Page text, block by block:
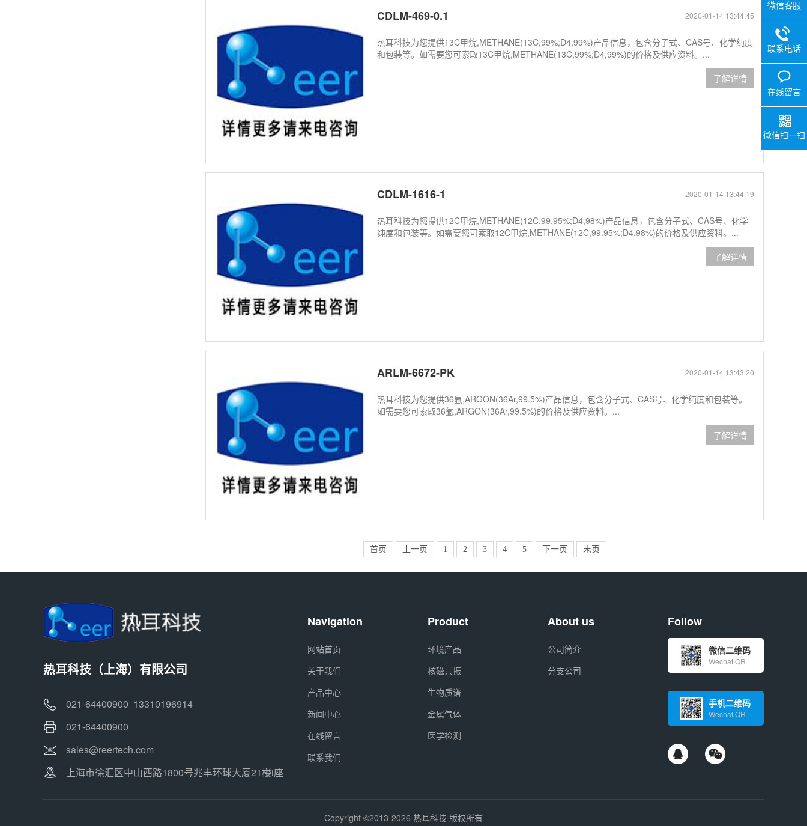
2020-01-14 13:44:45
CDLM-469-0.1
热耳科技为您提供13C甲烷,METHANE(13C,99%;D4,99%)产品信息，包含分子式、CAS号、化学纯度
和包装等。如需要您可索取13C甲烷,METHANE(13C,99%;D4,99%)的价格及供应资料。...
了解详情
2020-01-14 13:44:19
CDLM-1616-1
热耳科技为您提供12C甲烷,METHANE(12C,99.95%;D4,98%)产品信息，包含分子式、CAS号、化学
纯度和包装等。如需要您可索取12C甲烷,METHANE(12C,99.95%;D4,98%)的价格及供应资料。...
了解详情
2020-01-14 13:43:20
ARLM-6672-PK
热耳科技为您提供36氩,ARGON(36Ar,99.5%)产品信息，包含分子式、CAS号、化学纯度和包装等。
如需要您可索取36氩,ARGON(36Ar,99.5%)的价格及供应资料。...
了解详情
首页 上一页 1 2 3 4 5 下一页 末页
热耳科技（上海）有限公司
021-64400900 13310196914
021-64400900
sales@reertech.com
上海市徐汇区中山西路1800号兆丰环球大厦21楼i座
Navigation
网站首页
关于我们
产品中心
新闻中心
在线留言
联系我们
Product
环境产品
核磁共振
生物质谱
金属气体
医学检测
About us
公司简介
分支公司
Follow
微信二维码
Wechat QR
手机二维码
Wechat QR
Copyright ©2013-2026 热耳科技 版权所有
微信客服
联系电话
在线留言
微信扫一扫